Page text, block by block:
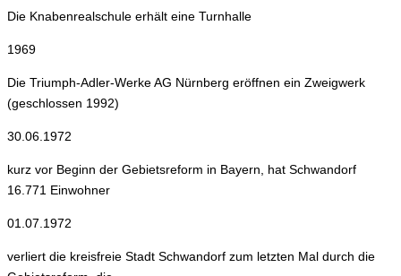
Die Knabenrealschule erhält eine Turnhalle
1969
Die Triumph-Adler-Werke AG Nürnberg eröffnen ein Zweigwerk
(geschlossen 1992)
30.06.1972
kurz vor Beginn der Gebietsreform in Bayern, hat Schwandorf
16.771 Einwohner
01.07.1972
verliert die kreisfreie Stadt Schwandorf zum letzten Mal durch die